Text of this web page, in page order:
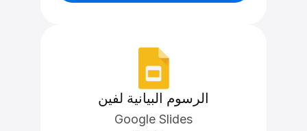
الرسوم البيانية لفين
Google Slides